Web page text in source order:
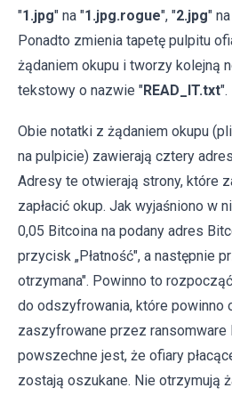
"1.jpg" na "1.jpg.rogue", "2.jpg"
Ponadto zmienia tapetę pulpitu
żądaniem okupu i tworzy kolejną
tekstowy o nazwie "READ_IT.txt".
Obie notatki z żądaniem okupu
na pulpicie) zawierają cztery
Adresy te otwierają strony, które
zapłacić okup. Jak wyjaśniono w
0,05 Bitcoina na podany adres
przycisk „Płatność", a następnie
otrzymana". Powinno to
do odszyfrowania, które powinno
zaszyfrowane przez ransomware
powszechne jest, że ofiary
zostają oszukane. Nie otrzymują